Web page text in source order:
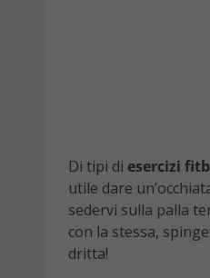
Di tipi di esercizi
utile dare
sedervi sulla palla
con la stessa,
dritta!